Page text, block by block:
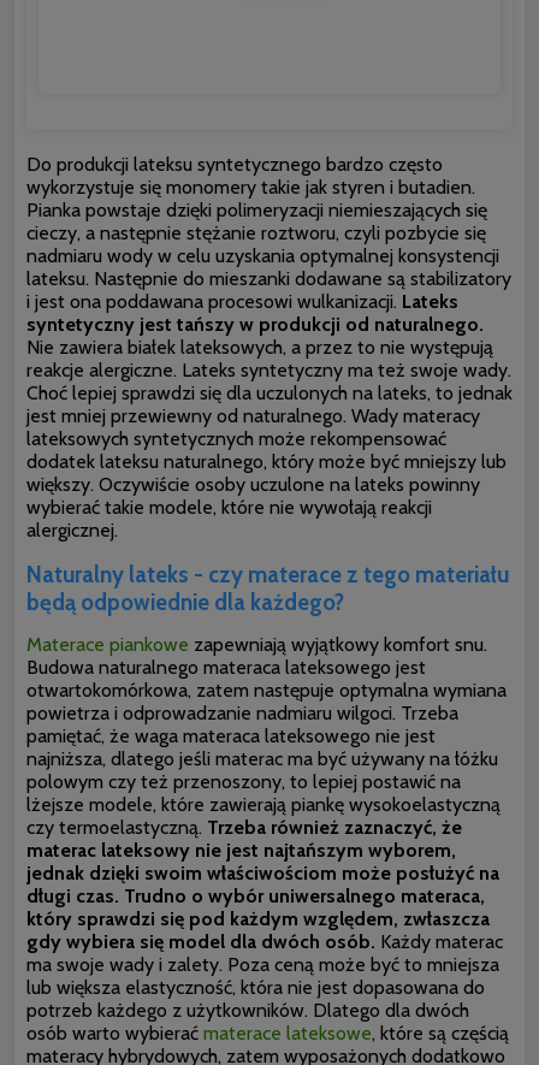
Do produkcji lateksu syntetycznego bardzo często
wykorzystuje się monomery takie jak styren i butadien.
Pianka powstaje dzięki polimeryzacji niemieszających się
cieczy, a następnie stężanie roztworu, czyli pozbycie się
nadmiaru wody w celu uzyskania optymalnej konsystencji
lateksu. Następnie do mieszanki dodawane są stabilizatory
i jest ona poddawana procesowi wulkanizacji. Lateks
syntetyczny jest tańszy w produkcji od naturalnego.
Nie zawiera białek lateksowych, a przez to nie występują
reakcje alergiczne. Lateks syntetyczny ma też swoje wady.
Choć lepiej sprawdzi się dla uczulonych na lateks, to jednak
jest mniej przewiewny od naturalnego. Wady materacy
lateksowych syntetycznych może rekompensować
dodatek lateksu naturalnego, który może być mniejszy lub
większy. Oczywiście osoby uczulone na lateks powinny
wybierać takie modele, które nie wywołają reakcji
alergicznej.
Naturalny lateks - czy materace z tego materiału
będą odpowiednie dla każdego?
Materace piankowe zapewniają wyjątkowy komfort snu.
Budowa naturalnego materaca lateksowego jest
otwartokomórkowa, zatem następuje optymalna wymiana
powietrza i odprowadzanie nadmiaru wilgoci. Trzeba
pamiętać, że waga materaca lateksowego nie jest
najniższa, dlatego jeśli materac ma być używany na łóżku
polowym czy też przenoszony, to lepiej postawić na
lżejsze modele, które zawierają piankę wysokoelastyczną
czy termoelastyczną. Trzeba również zaznaczyć, że
materac lateksowy nie jest najtańszym wyborem,
jednak dzięki swoim właściwościom może posłużyć na
długi czas. Trudno o wybór uniwersalnego materaca,
który sprawdzi się pod każdym względem, zwłaszcza
gdy wybiera się model dla dwóch osób. Każdy materac
ma swoje wady i zalety. Poza ceną może być to mniejsza
lub większa elastyczność, która nie jest dopasowana do
potrzeb każdego z użytkowników. Dlatego dla dwóch
osób warto wybierać materace lateksowe, które są częścią
materacy hybrydowych, zatem wyposażonych dodatkowo